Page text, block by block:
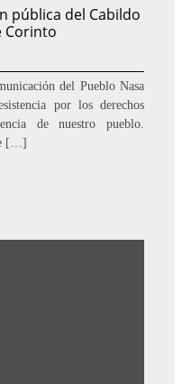
pública del Cabildo
Corinto
del Pueblo Nasa
por los derechos
de nuestro pueblo.
[…]